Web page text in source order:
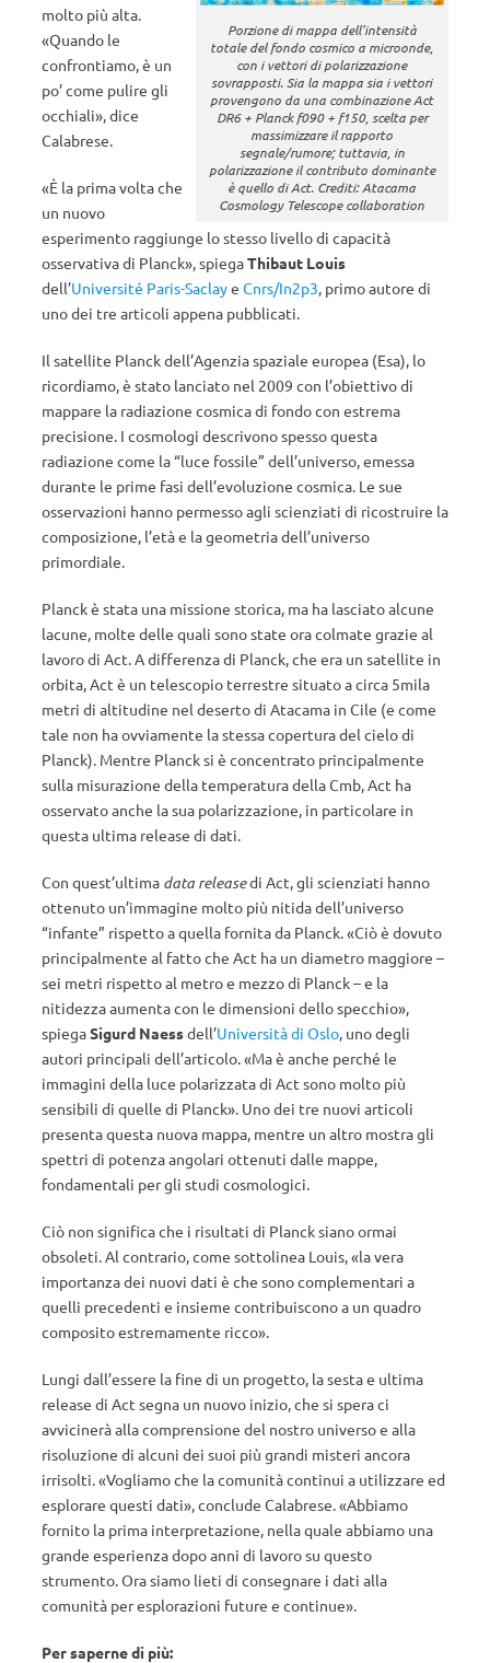
Porzione di mappa dell’intensità
totale del fondo cosmico a microonde,
con i vettori di polarizzazione
sovrapposti. Sia la mappa sia i vettori
provengono da una combinazione Act
DR6 + Planck f090 + f150, scelta per
massimizzare il rapporto
segnale/rumore; tuttavia, in
polarizzazione il contributo dominante
è quello di Act. Crediti: Atacama
Cosmology Telescope collaboration
molto più alta.
«Quando le
confrontiamo, è un
po’ come pulire gli
occhiali», dice
Calabrese.
«È la prima volta che
un nuovo
esperimento raggiunge lo stesso livello di capacità
osservativa di Planck», spiegaThibaut Louis
dell’Université Paris-Saclaye Cnrs/In2p3, primo autore di
uno dei tre articoli appena pubblicati.
Il satellite Planck dell’Agenzia spaziale europea (Esa), lo
ricordiamo, è stato lanciato nel 2009 con l’obiettivo di
mappare la radiazione cosmica di fondo con estrema
precisione. I cosmologi descrivono spesso questa
radiazione come la “luce fossile” dell’universo, emessa
durante le prime fasi dell’evoluzione cosmica. Le sue
osservazioni hanno permesso agli scienziati di ricostruire la
composizione, l’età e la geometria dell’universo
primordiale.
Planck è stata una missione storica, ma ha lasciato alcune
lacune, molte delle quali sono state ora colmate grazie al
lavoro di Act. A differenza di Planck, che era un satellite in
orbita, Act è un telescopio terrestre situato a circa 5mila
metri di altitudine nel deserto di Atacama in Cile (e come
tale non ha ovviamente la stessa copertura del cielo di
Planck). Mentre Planck si è concentrato principalmente
sulla misurazione della temperatura della Cmb, Act ha
osservato anche la sua polarizzazione, in particolare in
questa ultima release di dati.
Con quest’ultima data releasedi Act, gli scienziati hanno
ottenuto un’immagine molto più nitida dell’universo
“infante” rispetto a quella fornita da Planck. «Ciò è dovuto
principalmente al fatto che Act ha un diametro maggiore –
sei metri rispetto al metro e mezzo di Planck – e la
nitidezza aumenta con le dimensioni dello specchio»,
spiegaSigurd Naessdell’Università di Oslo, uno degli
autori principali dell’articolo. «Ma è anche perché le
immagini della luce polarizzata di Act sono molto più
sensibili di quelle di Planck». Uno dei tre nuovi articoli
presenta questa nuova mappa, mentre un altro mostra gli
spettri di potenza angolari ottenuti dalle mappe,
fondamentali per gli studi cosmologici.
Ciò non significa che i risultati di Planck siano ormai
obsoleti. Al contrario, come sottolinea Louis, «la vera
importanza dei nuovi dati è che sono complementari a
quelli precedenti e insieme contribuiscono a un quadro
composito estremamente ricco».
Lungi dall’essere la fine di un progetto, la sesta e ultima
release di Act segna un nuovo inizio, che si spera ci
avvicinerà alla comprensione del nostro universo e alla
risoluzione di alcuni dei suoi più grandi misteri ancora
irrisolti. «Vogliamo che la comunità continui a utilizzare ed
esplorare questi dati», conclude Calabrese. «Abbiamo
fornito la prima interpretazione, nella quale abbiamo una
grande esperienza dopo anni di lavoro su questo
strumento. Ora siamo lieti di consegnare i dati alla
comunità per esplorazioni future e continue».
Per saperne di più: